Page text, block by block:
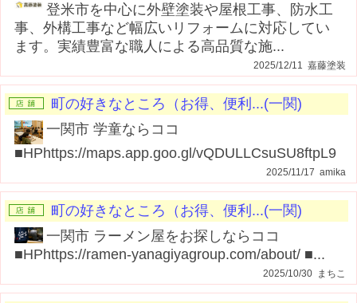
登米市を中心に外壁塗装や屋根工事、防水工
事、外構工事など幅広いリフォームに対応してい
ます。実績豊富な職人による高品質な施...
2025/12/11 嘉藤塗装
町の好きなところ（お得、便利...(一関)
一関市 学童ならココ
■HPhttps://maps.app.goo.gl/vQDULLCsuSU8ftpL9
2025/11/17 amika
町の好きなところ（お得、便利...(一関)
一関市 ラーメン屋をお探しならココ
■HPhttps://ramen-yanagiyagroup.com/about/ ■...
2025/10/30 まちこ